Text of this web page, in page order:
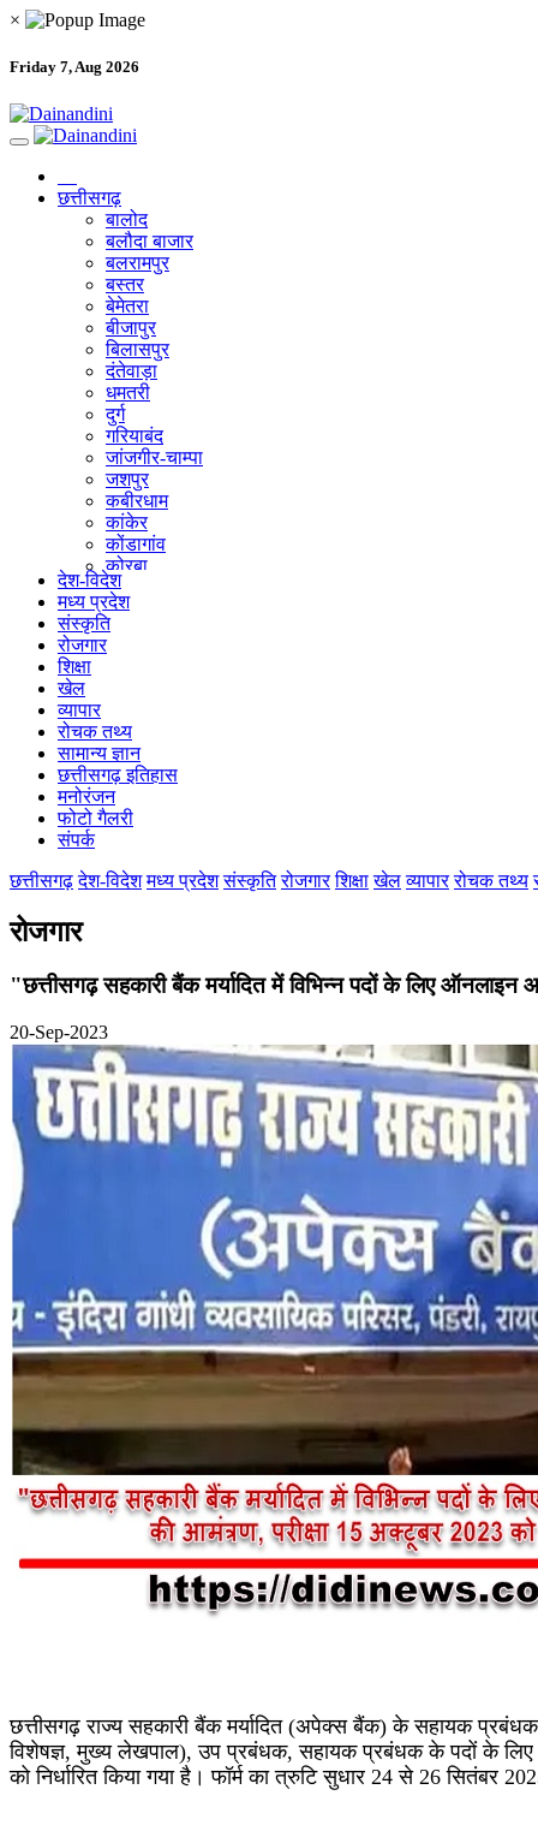
×
Friday 7, Aug 2026
छत्तीसगढ़
बालोद
बलौदा बाजार
बलरामपुर
बस्तर
बेमेतरा
बीजापुर
बिलासपुर
दंतेवाड़ा
धमतरी
दुर्ग
गरियाबंद
जांजगीर-चाम्पा
जशपुर
कबीरधाम
कांकेर
कोंडागांव
कोरबा
कोरिया
महासमुंद
मुंगेली
नारायणपुर
सुकमा
सूरजपुर
सरगुजा
गौरेला पेंड्रा मरवाही
खैरागढ़-छुईखदान-गंडई
सारंगढ़-बिलाईगढ़
मनेन्द्रगढ़ – चिरिमिरी – भरतपुर
देश-विदेश
मध्य प्रदेश
संस्कृति
रोजगार
शिक्षा
खेल
व्यापार
रोचक तथ्य
सामान्य ज्ञान
छत्तीसगढ़ इतिहास
मनोरंजन
फोटो गैलरी
संपर्क
छत्तीसगढ़ देश-विदेश मध्य प्रदेश संस्कृति रोजगार शिक्षा खेल व्यापार रोचक तथ्य
रोजगार
"छत्तीसगढ़ सहकारी बैंक मर्यादित में विभिन्न पदों के लिए
20-Sep-2023
छत्तीसगढ़ राज्य सहकारी बैंक मर्यादित (अपेक्स बैंक) के सहायक
विशेषज्ञ, मुख्य लेखपाल), उप प्रबंधक, सहायक प्रबंधक के पदों के लिए
को निर्धारित किया गया है। फॉर्म का त्रुटि सुधार 24 से 26 सितंबर